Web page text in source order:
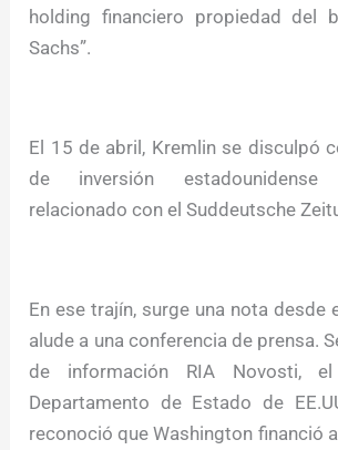
holding financiero propiedad del
Sachs”.
El 15 de abril, Kremlin se disculpó
de inversión
relacionado con el Suddeutsche
En ese trajín, surge una nota desde
alude a una conferencia de prensa.
de información RIA Novosti,
Departamento de Estado de
reconoció que Washington financió